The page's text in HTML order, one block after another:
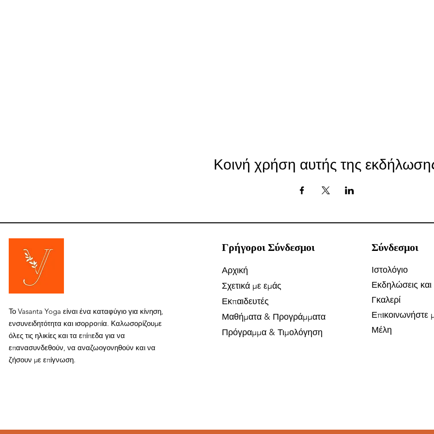
Κοινή χρήση αυτής της
Το Vasanta Yoga είναι ένα καταφύγιο για κίνηση,
ενσυνειδητότητα και ισορροπία. Καλωσορίζουμε
όλες τις ηλικίες και τα επίπεδα για να
επανασυνδεθούν, να αναζωογονηθούν και να
ζήσουν με επίγνωση.
Γρήγοροι Σύνδεσμοι
Αρχική
Σχετικά με εμάς
Εκπαιδευτές
Μαθήματα & Προγράμματα
Πρόγραμμα & Τιμολόγηση
Σύνδεσμοι
Ιστολόγιο
Εκδηλώσεις
Γκαλερί
Επικοινωνήστε
Μέλη